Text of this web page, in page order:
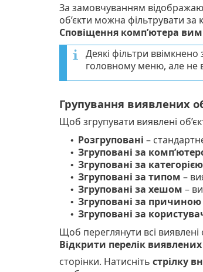
За замовчуванням
об’єкти можна фільтрувати
Сповіщення комп’ютера
Деякі фільтри
головному меню, але не
Групування виявлених
Щоб згрупувати виявлені
• Розгруповані –
• Згруповані за
• Згруповані за категорією
• Згруповані за типом –
• Згруповані за хешом –
• Згруповані за причиною
• Згруповані за
Щоб переглянути всі виявлені
Відкрити перелік виявлених
сторінки. Натисніть стрілку